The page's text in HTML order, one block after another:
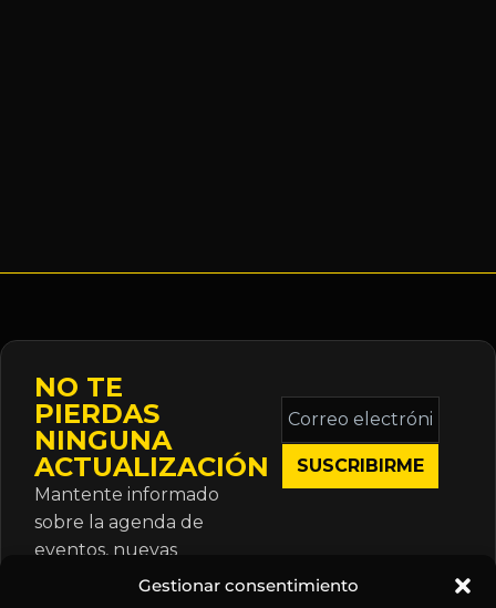
Gestionar consentimiento
NO TE
PIERDAS
NINGUNA
ACTUALIZACIÓN
Mantente informado
sobre la agenda de
eventos, nuevas
publicaciones y
Correo
electrónico
*